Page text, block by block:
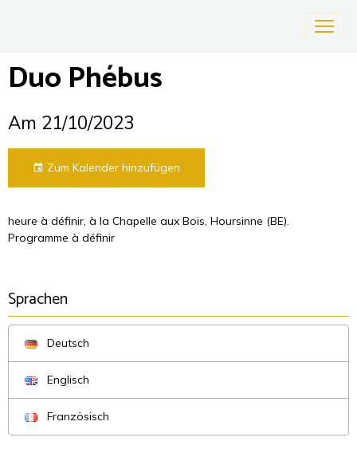
Duo Phébus
Am 21/10/2023
Zum Kalender hinzufügen
heure à définir, à la Chapelle aux Bois, Hoursinne (BE).
Programme à définir
Sprachen
Deutsch
Englisch
Französisch